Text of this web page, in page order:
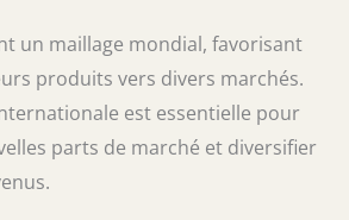
un maillage mondial, favorisant
produits vers divers marchés.
est essentielle pour
parts de marché et diversifier